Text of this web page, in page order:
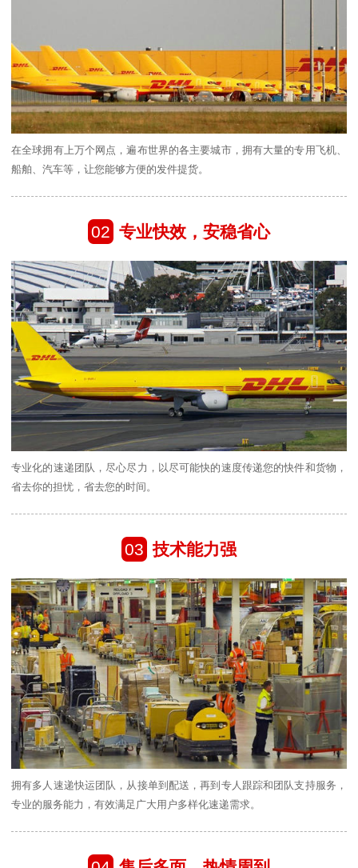
在全球拥有上万个网点，遍布世界的各主要城市，拥有大量的专用飞机、
船舶、汽车等，让您能够方便的发件提货。
02 专业快效，安稳省心
专业化的速递团队，尽心尽力，以尽可能快的速度传递您的快件和货物，
省去你的担忧，省去您的时间。
03 技术能力强
拥有多人速递快运团队，从接单到配送，再到专人跟踪和团队支持服务，
专业的服务能力，有效满足广大用户多样化速递需求。